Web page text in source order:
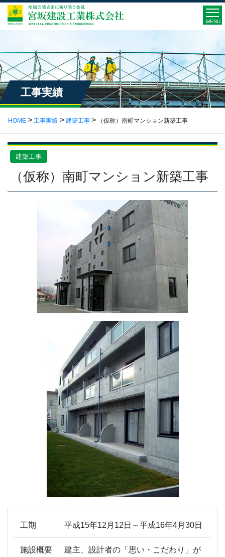
MENU
工事実績
HOME 工事実績 建築工事 （仮称）南町マンション新築工事
建築工事
（仮称）南町マンション新築工事
工期 平成15年12月12日～平成16年4月30日
施設概要
建主、設計者の「思い・こだわり」が